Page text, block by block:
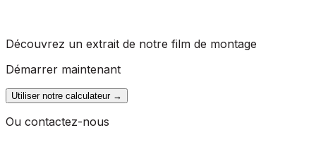
Découvrez un extrait de notre film de montage
Démarrer maintenant
Utiliser notre calculateur→
Ou contactez-nous